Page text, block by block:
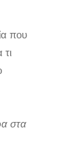
που
στα